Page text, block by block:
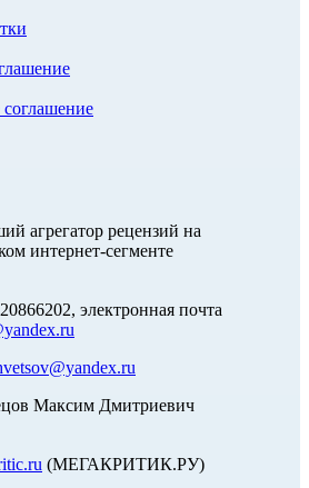
соглашение
агрегатор рецензий на
интернет-сегменте
электронная почта
Максим Дмитриевич
(МЕГАКРИТИК.РУ)